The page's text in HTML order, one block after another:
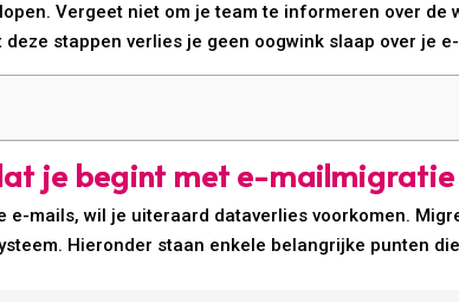
Vergeet niet om je team te informeren over de
stappen verlies je geen oogwink slaap over je
je begint met e-mailmigratie
mails, wil je uiteraard dataverlies voorkomen.
Hieronder staan enkele belangrijke punten